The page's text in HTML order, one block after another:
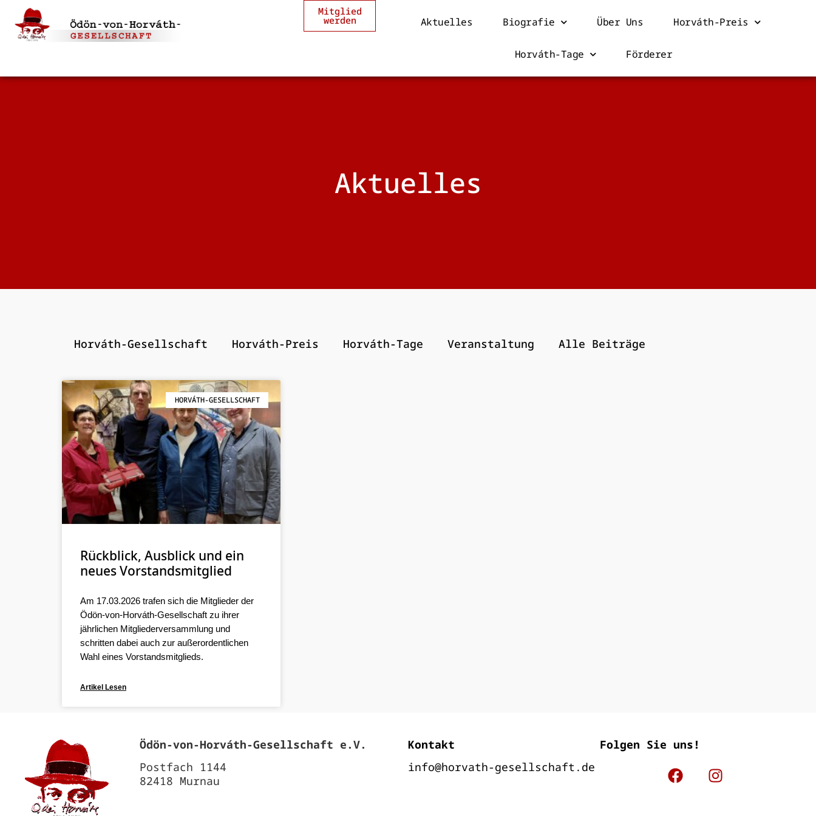
Aktuelles Biografie Über Uns Horváth-Preis
Horváth-Tage Förderer
Mitglied
werden
Aktuelles
Horváth-Gesellschaft Horváth-Preis Horváth-Tage Veranstaltung Alle Beiträge
HORVÁTH-GESELLSCHAFT
Rückblick, Ausblick und ein
neues Vorstandsmitglied
Am 17.03.2026 trafen sich die Mitglieder der
Ödön-von-Horváth-Gesellschaft zu ihrer
jährlichen Mitgliederversammlung und
schritten dabei auch zur außerordentlichen
Wahl eines Vorstandsmitglieds.
Artikel Lesen
Ödön‐von‐Horváth‐Gesellschaft e.V.
Postfach 1144
82418 Murnau
Kontakt
info@horvath-gesellschaft.de
Folgen Sie uns!